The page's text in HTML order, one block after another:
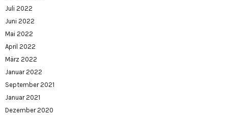
Juli 2022
Juni 2022
Mai 2022
April 2022
März 2022
Januar 2022
September 2021
Januar 2021
Dezember 2020